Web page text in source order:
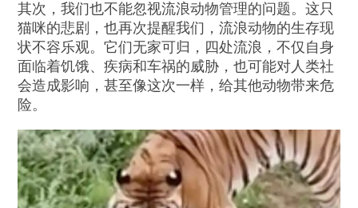
其次，我们也不能忽视流浪动物管理的问题。这只
猫咪的悲剧，也再次提醒我们，流浪动物的生存现
状不容乐观。它们无家可归，四处流浪，不仅自身
面临着饥饿、疾病和车祸的威胁，也可能对人类社
会造成影响，甚至像这次一样，给其他动物带来危
险。